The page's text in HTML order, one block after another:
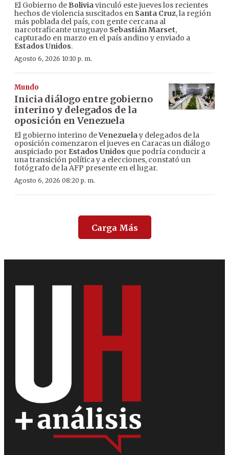
El Gobierno de Boliviavinculó este jueves los recientes
hechos de violencia suscitados en Santa Cruz, la región
más poblada del país, con gente cercana al
narcotraficante uruguayo Sebastián Marset,
capturado en marzo en el país andino y enviado a
Estados Unidos.
Agosto 6, 2026 10:10 p. m.
Mundo
Inicia diálogo entre gobierno
interino y delegados de la
oposición en Venezuela
El gobierno interino deVenezuelay delegados de la
oposición comenzaron el jueves en Caracas un diálogo
auspiciado por Estados Unidos que podría conducir a
una transición política y a elecciones, constató un
fotógrafo de la AFP presente en el lugar.
Agosto 6, 2026 08:20 p. m.
Carga Más